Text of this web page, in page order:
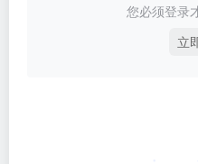
您必须登录
立